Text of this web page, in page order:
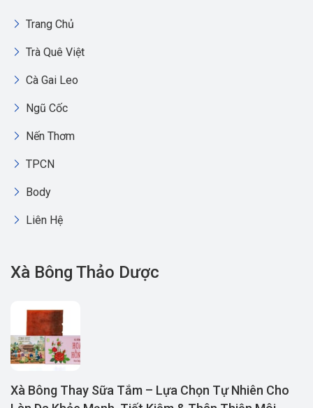
Trang Chủ
Trà Quê Việt
Cà Gai Leo
Ngũ Cốc
Nến Thơm
TPCN
Body
Liên Hệ
Xà Bông Thảo Dược
Xà Bông Thay Sữa Tắm – Lựa Chọn Tự Nhiên Cho